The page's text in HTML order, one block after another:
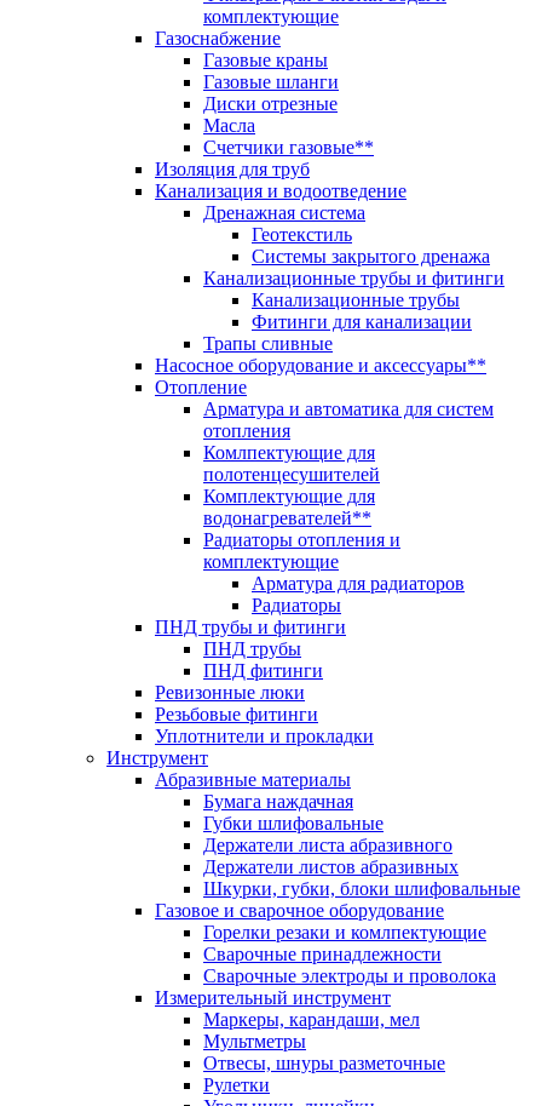
комплектующие
Газоснабжение
Газовые краны
Газовые шланги
Диски отрезные
Масла
Счетчики газовые**
Изоляция для труб
Канализация и водоотведение
Дренажная система
Геотекстиль
Системы закрытого дренажа
Канализационные трубы и фитинги
Канализационные трубы
Фитинги для канализации
Трапы сливные
Насосное оборудование и аксессуары**
Отопление
Арматура и автоматика для систем
отопления
Комлпектующие для
полотенцесушителей
Комплектующие для
водонагревателей**
Радиаторы отопления и
комплектующие
Арматура для радиаторов
Радиаторы
ПНД трубы и фитинги
ПНД трубы
ПНД фитинги
Ревизонные люки
Резьбовые фитинги
Уплотнители и прокладки
Инструмент
Абразивные материалы
Бумага наждачная
Губки шлифовальные
Держатели листа абразивного
Держатели листов абразивных
Шкурки, губки, блоки шлифовальные
Газовое и сварочное оборудование
Горелки резаки и комлпектующие
Сварочные принадлежности
Сварочные электроды и проволока
Измерительный инструмент
Маркеры, карандаши, мел
Мультметры
Отвесы, шнуры разметочные
Рулетки